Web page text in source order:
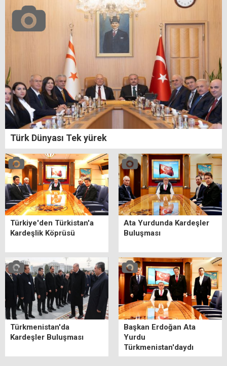
Türk Dünyası Tek yürek
Türkiye'den Türkistan'a
Kardeşlik Köprüsü
Ata Yurdunda Kardeşler
Buluşması
Türkmenistan'da
Kardeşler Buluşması
Başkan Erdoğan Ata
Yurdu
Türkmenistan'daydı